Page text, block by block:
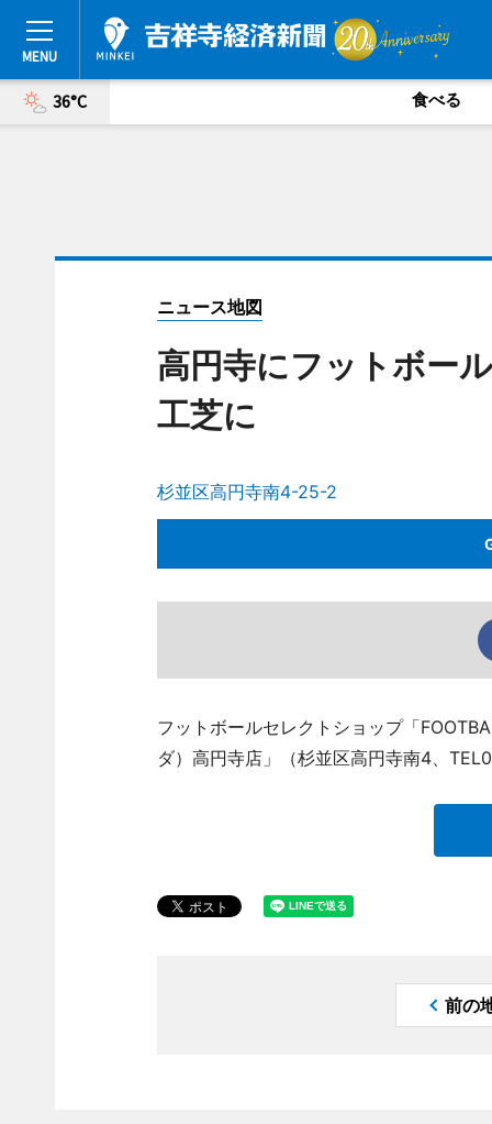
36°C 食べる
ニュース地図
高円寺にフットボー
工芝に
杉並区高円寺南4-25-2
フットボールセレクトショップ「
ダ）高円寺店」（杉並区高円寺南4、
前の